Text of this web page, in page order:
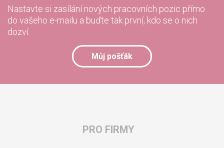
Nastavte si zasílání nových pracovních pozic přímo
do vašeho e-mailu a buďte tak první, kdo se o nich
dozví.
Můj pošťák
PRO FIRMY